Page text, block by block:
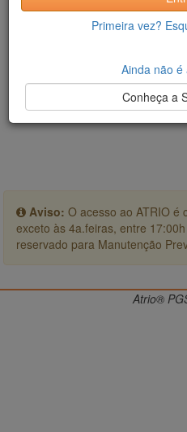
Aviso: O acesso ao ATRIO é
exceto às 4a.feiras, entre
reservado para Manutenção
Primeira vez?
Ainda não é
Conheça a
Atrio®